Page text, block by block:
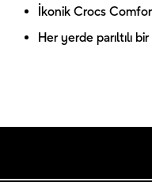
İkonik Crocs
Her yerde parıltılı